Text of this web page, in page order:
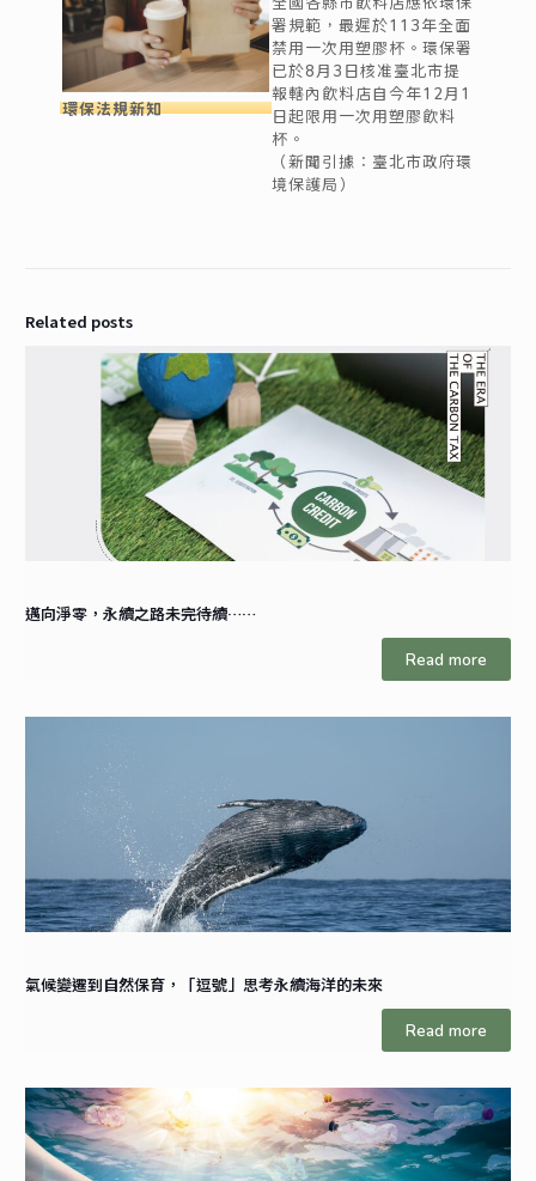
環保法規新知
署規範，最遲於113年全面
禁用一次用塑膠杯。環保署
已於8月3日核准臺北市提
報轄內飲料店自今年12月1
日起限用一次用塑膠飲料
杯。
（新聞引據：臺北市政府環
境保護局）
Related posts
邁向淨零，永續之路未完待續……
Read more
氣候變遷到自然保育，「逗號」思考永續海洋的未來
Read more